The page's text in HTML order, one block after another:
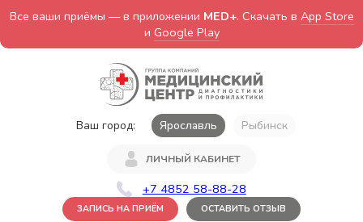
Все ваши приёмы — в приложении MED+. Скачать в App Store
и Google Play
Ваш город: Ярославль Рыбинск
ЛИЧНЫЙ КАБИНЕТ
+7 4852 58-88-28
ЗАПИСЬ НА ПРИЁМ ОСТАВИТЬ ОТЗЫВ